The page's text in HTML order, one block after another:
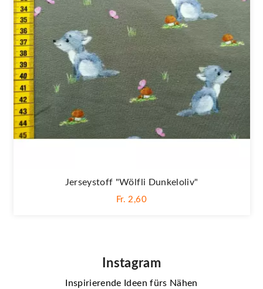
Jerseystoff "Wölfli Dunkeloliv"
Fr. 2,60
Instagram
Inspirierende Ideen fürs Nähen